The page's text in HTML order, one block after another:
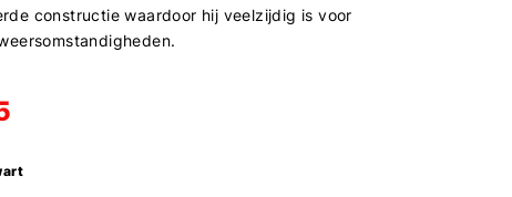
constructie waardoor hij veelzijdig is voor